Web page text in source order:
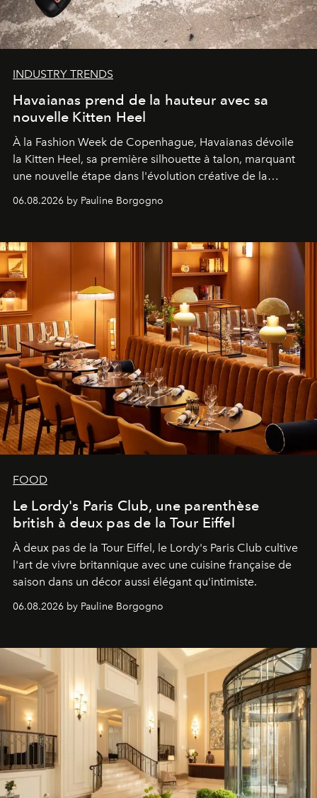
INDUSTRY TRENDS
Havaianas prend de la hauteur avec sa
nouvelle Kitten Heel
À la Fashion Week de Copenhague, Havaianas dévoile
la Kitten Heel, sa première silhouette à talon, marquant
une nouvelle étape dans l'évolution créative de la
06.08.2026 by Pauline Borgogno
FOOD
Le Lordy's Paris Club, une parenthèse
british à deux pas de la Tour Eiffel
À deux pas de la Tour Eiffel, le Lordy's Paris Club cultive
l'art de vivre britannique avec une cuisine française de
saison dans un décor aussi élégant qu'intimiste.
06.08.2026 by Pauline Borgogno